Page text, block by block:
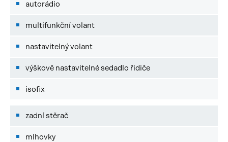
autorádio
multifunkční volant
nastavitelný volant
výškově nastavitelné sedadlo řidiče
isofix
zadní stěrač
mlhovky